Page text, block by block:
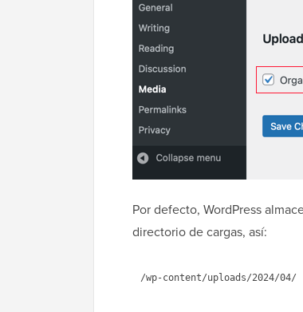
Por defecto, WordPress
directorio de cargas, así: